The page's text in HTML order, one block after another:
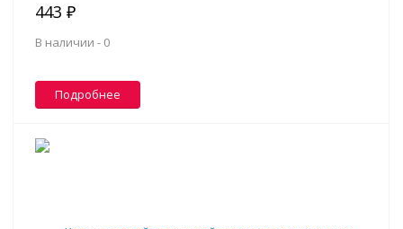
443 ₽
В наличии - 0
Подробнее